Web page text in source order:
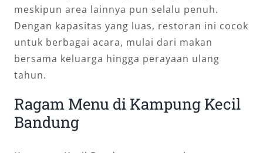
meskipun area lainnya pun selalu penuh.
Dengan kapasitas yang luas, restoran ini cocok
untuk berbagai acara, mulai dari makan
bersama keluarga hingga perayaan ulang
tahun.
Ragam Menu di Kampung Kecil
Bandung